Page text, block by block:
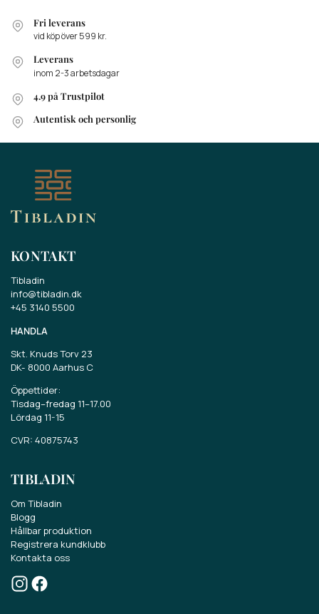
Fri leverans
vid köp över 599 kr.
Leverans
inom 2-3 arbetsdagar
4.9 på Trustpilot
Autentisk och personlig
KONTAKT
Tibladin
info@tibladin.dk
+45 3140 5500
HANDLA
Skt. Knuds Torv 23
DK- 8000 Aarhus C
Öppettider:
Tisdag–fredag 11–17.00
Lördag 11-15
CVR: 40875743
TIBLADIN
Om Tibladin
Blogg
Hållbar produktion
Registrera kundklubb
Kontakta oss
Vinn ett presentkort på
775 SEK.